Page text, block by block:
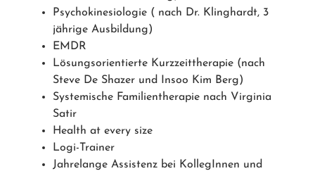
Psychokinesiologie ( nach Dr. Klinghardt, 3
jährige Ausbildung)
EMDR
Lösungsorientierte Kurzzeittherapie (nach
Steve De Shazer und Insoo Kim Berg)
Systemische Familientherapie nach Virginia
Satir
Health at every size
Logi-Trainer
Jahrelange Assistenz bei KollegInnen und